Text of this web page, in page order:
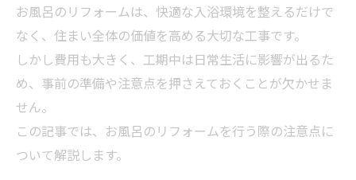
お風呂のリフォームは、快適な入浴環境を整えるだけで
なく、住まい全体の価値を高める大切な工事です。
しかし費用も大きく、工期中は日常生活に影響が出るた
め、事前の準備や注意点を押さえておくことが欠かせま
せん。
この記事では、お風呂のリフォームを行う際の注意点に
ついて解説します。